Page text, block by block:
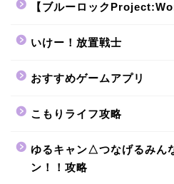
【ブルーロック
いけー！放置戦士
おすすめゲームアプリ
こもりライフ攻略
ゆるキャン△つなげるみん
ン！！攻略